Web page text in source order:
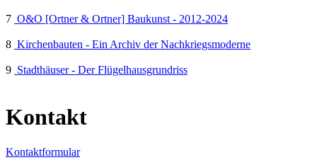
7 O&O [Ortner & Ortner] Baukunst - 2012-2024
8 Kirchenbauten - Ein Archiv der Nachkriegsmoderne
9 Stadthäuser - Der Flügelhausgrundriss
Kontakt
Kontaktformular